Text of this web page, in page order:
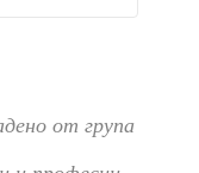
от група